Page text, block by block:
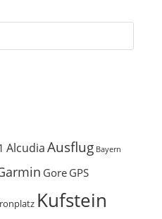
AlcudiaAusflug Bayern
Gore GPS
Kufstein